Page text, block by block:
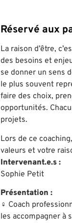
Réservé aux
La raison d’être,
des besoins et
se donner un sens
le plus souvent
faire des choix,
opportunités.
projets.
Lors de ce
valeurs et votre
Intervenant.e.s :
Sophie Petit
Présentation :
♀︎ Coach
les accompagner à